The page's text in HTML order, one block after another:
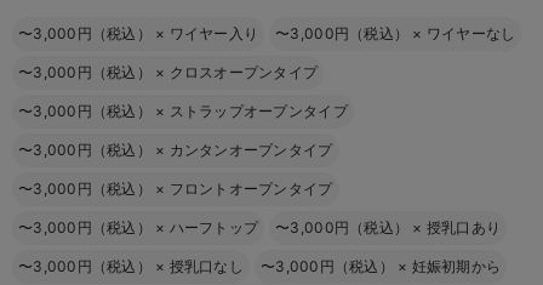
〜3,000円（税込） × ワイヤー入り 〜3,000円（税込） × ワイヤーなし
〜3,000円（税込） × クロスオープンタイプ
〜3,000円（税込） × ストラップオープンタイプ
〜3,000円（税込） × カンタンオープンタイプ
〜3,000円（税込） × フロントオープンタイプ
〜3,000円（税込） × ハーフトップ 〜3,000円（税込） × 授乳口あり
〜3,000円（税込） × 授乳口なし 〜3,000円（税込） × 妊娠初期から